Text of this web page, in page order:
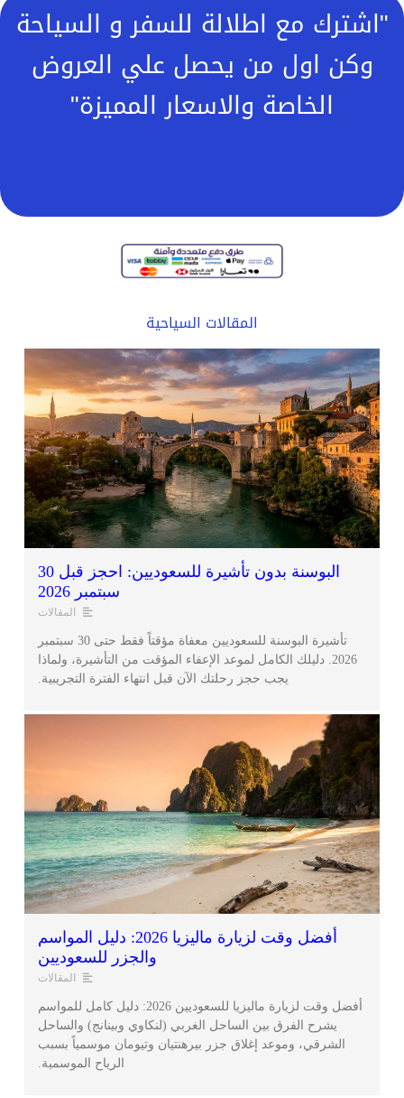
"اشترك مع اطلالة للسفر و السياحة
وكن اول من يحصل علي العروض
الخاصة والاسعار المميزة"
المقالات السياحية
البوسنة بدون تأشيرة للسعوديين: احجز قبل 30
سبتمبر 2026
المقالات
تأشيرة البوسنة للسعوديين معفاة مؤقتاً فقط حتى 30 سبتمبر
2026. دليلك الكامل لموعد الإعفاء المؤقت من التأشيرة، ولماذا
يجب حجز رحلتك الآن قبل انتهاء الفترة التجريبية.
أفضل وقت لزيارة ماليزيا 2026: دليل المواسم
والجزر للسعوديين
المقالات
أفضل وقت لزيارة ماليزيا للسعوديين 2026: دليل كامل للمواسم
يشرح الفرق بين الساحل الغربي (لنكاوي وبينانج) والساحل
الشرقي، وموعد إغلاق جزر بيرهنتيان وتيومان موسمياً بسبب
الرياح الموسمية.